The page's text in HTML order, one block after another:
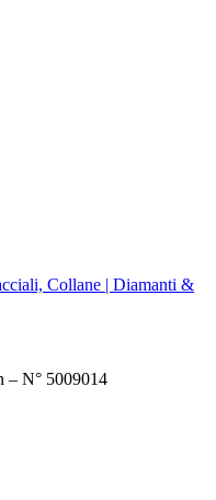
Collane | Diamanti &
– N° 5009014